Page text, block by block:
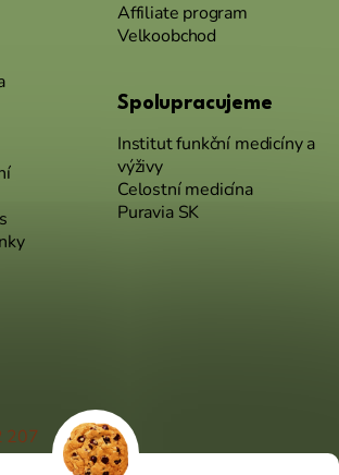
Affiliate program
Velkoobchod
Spolupracujeme
Institut funkční medicíny a
výživy
Celostní medicína
Puravia SK
207